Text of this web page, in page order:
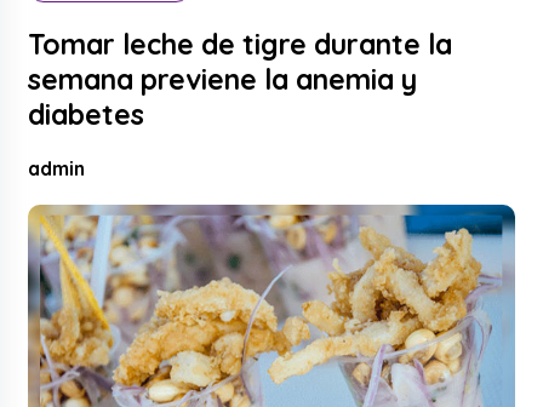
Tomar leche de tigre durante la
semana previene la anemia y
diabetes
admin